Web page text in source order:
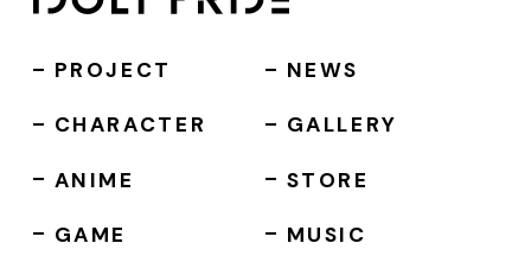
PROJECT
CHARACTER
ANIME
GAME
NEWS
GALLERY
STORE
MUSIC